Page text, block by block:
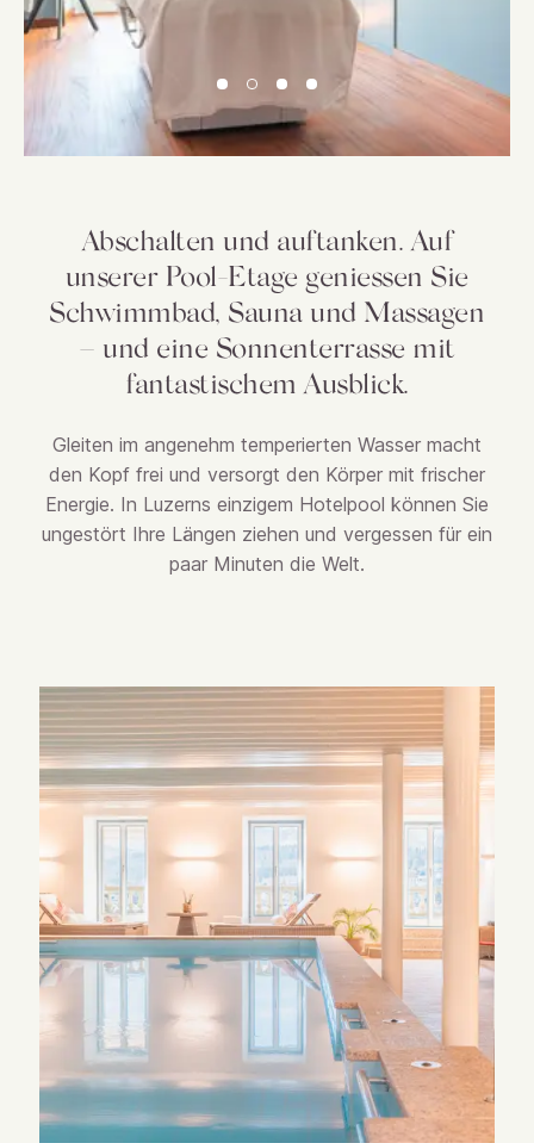
Abschalten und auftanken. Auf
unserer Pool-Etage geniessen Sie
Schwimmbad, Sauna und Massagen
– und eine Sonnenterrasse mit
fantastischem Ausblick.
Gleiten im angenehm temperierten Wasser macht
den Kopf frei und versorgt den Körper mit frischer
Energie. In Luzerns einzigem Hotelpool können Sie
ungestört Ihre Längen ziehen und vergessen für ein
paar Minuten die Welt.